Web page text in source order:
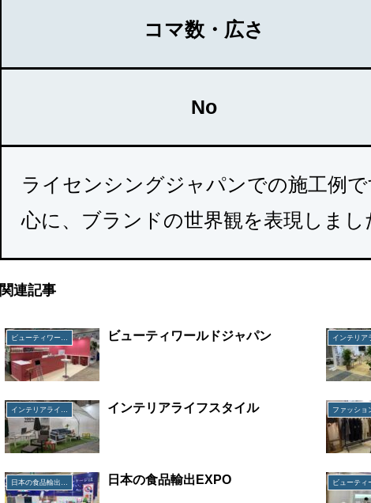
コマ数・広さ
No
ライセンシングジャパンでの施工例
心に、ブランドの世界観を表現しまし
関連記事
ビューティワールドジャパン
インテリアライフスタイル インテリアライフスタイル
日本の食品輸出EXPO